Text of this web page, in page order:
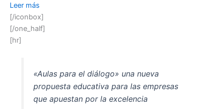
Leer más
[/iconbox]
[/one_half]
[hr]
«Aulas para el diálogo» una nueva
propuesta educativa para las empresas
que apuestan por la excelencia